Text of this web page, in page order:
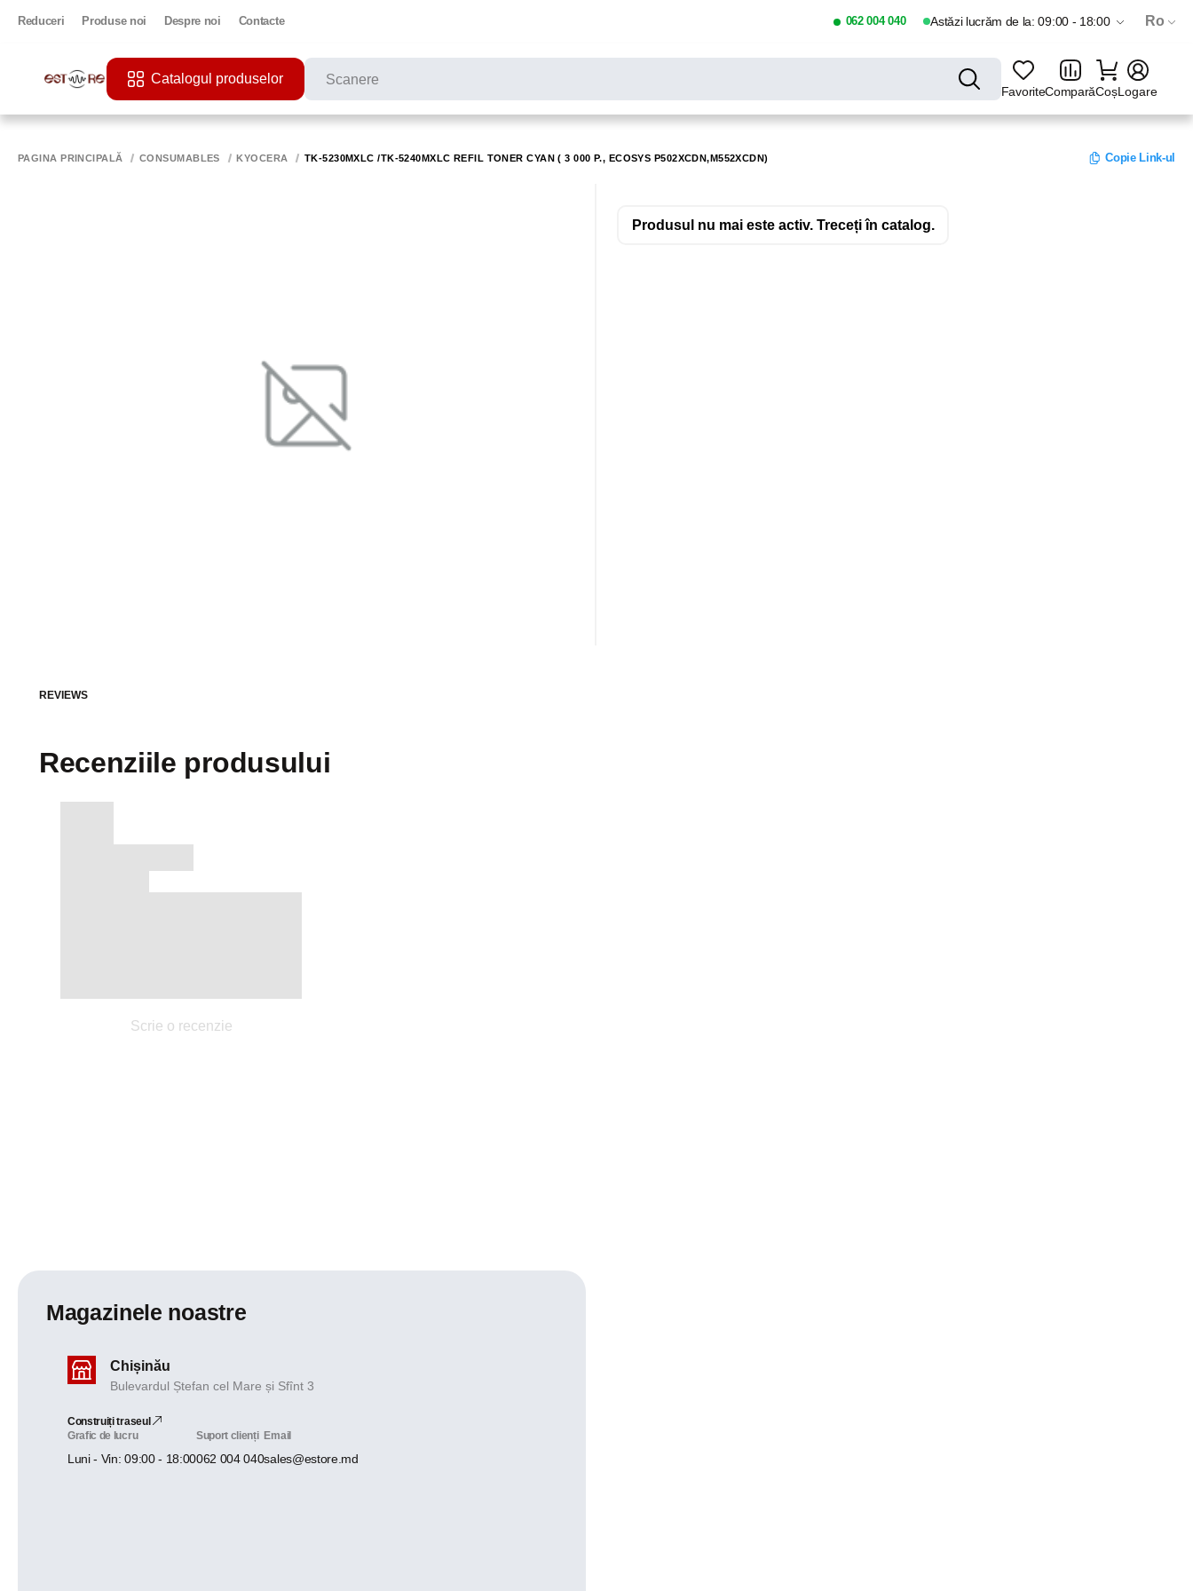
Reduceri Produse noi Despre noi Contacte 062 004 040 Astăzi lucrăm de la: 09:00 - 18:00 Ro
Catalogul produselor
FavoriteComparăCoșLogare
PAGINA PRINCIPALĂ CONSUMABLES KYOCERA TK-5230MXLC /TK-5240MXLC REFIL TONER CYAN ( 3 000 P., ECOSYS P502XCDN,M552XCDN) Copie Link-ul
Produsul nu mai este activ. Treceți în catalog.
REVIEWS
Recenziile produsului
Scrie o recenzie
Magazinele noastre
Chișinău
Bulevardul Ștefan cel Mare și Sfînt 3
Construiți traseul
Grafic de lucru
Luni - Vin: 09:00 - 18:00
Suport clienți
062 004 040
Email
sales@estore.md